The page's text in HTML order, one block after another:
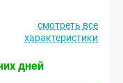
смотреть все
характеристики
дней